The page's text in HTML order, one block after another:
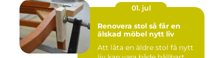
01. jul
Renovera stol så får en
älskad möbel nytt liv
Att låta en äldre stol få nytt